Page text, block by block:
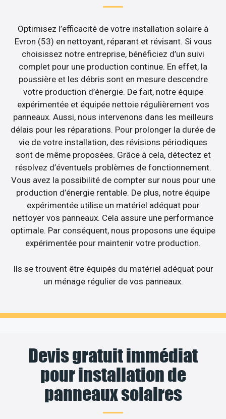
Optimisez l’efficacité de votre installation solaire à
Evron (53) en nettoyant, réparant et révisant. Si vous
choisissez notre entreprise, bénéficiez d’un suivi
complet pour une production continue. En effet, la
poussière et les débris sont en mesure descendre
votre production d’énergie. De fait, notre équipe
expérimentée et équipée nettoie régulièrement vos
panneaux. Aussi, nous intervenons dans les meilleurs
délais pour les réparations. Pour prolonger la durée de
vie de votre installation, des révisions périodiques
sont de même proposées. Grâce à cela, détectez et
résolvez d’éventuels problèmes de fonctionnement.
Vous avez la possibilité de compter sur nous pour une
production d’énergie rentable. De plus, notre équipe
expérimentée utilise un matériel adéquat pour
nettoyer vos panneaux. Cela assure une performance
optimale. Par conséquent, nous proposons une équipe
expérimentée pour maintenir votre production.
Ils se trouvent être équipés du matériel adéquat pour
un ménage régulier de vos panneaux.
Devis gratuit immédiat
pour installation de
panneaux solaires